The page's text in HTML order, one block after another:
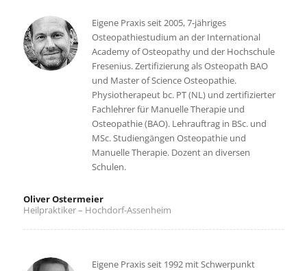
Eigene Praxis seit 2005, 7-jähriges
Osteopathiestudium an der International
Academy of Osteopathy und der Hochschule
Fresenius. Zertifizierung als Osteopath BAO
und Master of Science Osteopathie.
Physiotherapeut bc. PT (NL) und zertifizierter
Fachlehrer für Manuelle Therapie und
Osteopathie (BAO). Lehrauftrag in BSc. und
MSc. Studiengängen Osteopathie und
Manuelle Therapie. Dozent an diversen
Schulen.
Oliver Ostermeier
Heilpraktiker – Hochdorf-Assenheim
Eigene Praxis seit 1992 mit Schwerpunkt